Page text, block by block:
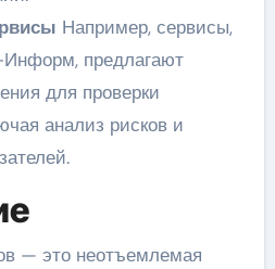
Например, сервисы,
предлагают
для проверки
анализ рисков и
— это неотъемлемая